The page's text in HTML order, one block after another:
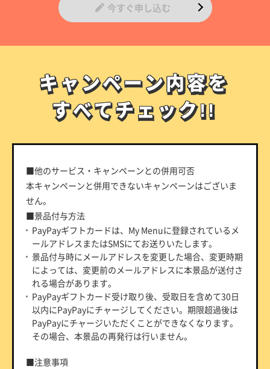
今すぐ申し込む
キャンペーン内容を
すべてチェック!!
キャンペーン内容を
すべてチェック!!
■他のサービス・キャンペーンとの併用可否
本キャンペーンと併用できないキャンペーンはございま
せん。
■景品付与方法
PayPayギフトカードは、My Menuに登録されているメ
ールアドレスまたはSMSにてお送りいたします。
景品付与時にメールアドレスを変更した場合、変更時期
によっては、変更前のメールアドレスに本景品が送付さ
れる場合があります。
PayPayギフトカード受け取り後、受取日を含めて30日
以内にPayPayにチャージしてください。期限超過後は
PayPayにチャージいただくことができなくなります。
その場合、本景品の再発行は行いません。
■注意事項